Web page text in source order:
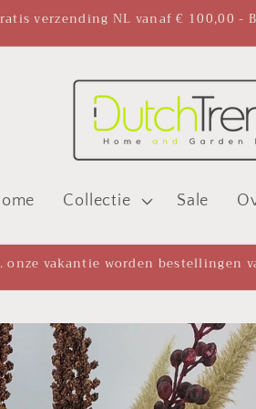
verzending NL vanaf € 100,00 -
Collectie Sale
onze vakantie worden bestellingen